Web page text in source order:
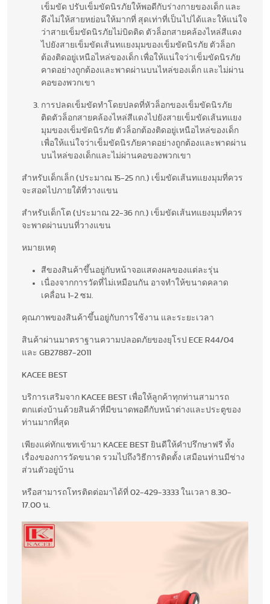
เข็มขัด ปรับเข็มขัดนิรภัยให้พอดีกับร่างกายของเด็ก และ
ดึงไม่ให้สายหย่อนให้มากที่ สุดเท่าที่เป็นไปได้และให้แน่ใจ
ว่าสายเข็มขัดนิรภัยไม่บิดติด ตัวล็อกสายคล้องไหล่สีแดง
ไปยังสายเข็มขัดเส้นทแยงมุมของเข็มขัดนิรภัย ตัวล็อก
ต้องติดอยู่เหนือไหล่ของเด็ก เพื่อให้แน่ใจว่าเข็มขัดนิรภัย
คาดอย่างถูกต้องและพาดผ่านบนไหล่ของเด็ก และไม่ผ่าน
คอของพวกเขา
การปลดเข็มขัดทำโดยปลดที่หัวล็อกของเข็มขัดนิรภัย
ติดตัวล็อกสายคล้องไหล่สีแดงไปยังสายเข็มขัดเส้นทแยง
มุมของเข็มขัดนิรภัย ตัวล็อกต้องติดอยู่เหนือไหล่ของเด็ก
เพื่อให้แน่ใจว่าเข็มขัดนิรภัยคาดอย่างถูกต้องและพาดผ่าน
บนไหล่ของเด็กและไม่ผ่านคอของพวกเขา
สำหรับเด็กเล็ก (ประมาณ 15-25 กก.) เข็มขัดเส้นทแยงมุมที่ควร
จะสอดไปภายใต้ที่วางแขน
สำหรับเด็กโต (ประมาณ 22-36 กก.) เข็มขัดเส้นทแยงมุมที่ควร
จะพาดผ่านบนที่วางแขน
หมายเหตุ
สีของสินค้าขึ้นอยู่กับหน้าจอแสดงผลของแต่ละรุ่น
เนื่องจากการวัดที่ไม่เหมือนกัน อาจทำให้ขนาดคลาด
เคลื่อน 1-2 ซม.
คุณภาพของสินค้าขึ้นอยู่กับการใช้งาน และระยะเวลา
สินค้าผ่านมาตราฐานความปลอดภัยของยุโรป ECE R44/04
และ GB27887-2011
KACEE BEST
บริการเสริมจาก KACEE BEST เพื่อให้ลูกค้าทุกท่านสามารถ
ตกแต่งบ้านด้วยสินค้าที่มีขนาดพอดีกับหน้าต่างและประตูของ
ท่านมากที่สุด
เพียงแค่ทักแชทเข้ามา KACEE BEST ยินดีให้คำปรึกษาฟรี ทั้ง
เรื่องของการวัดขนาด รวมไปถึงวิธีการติดตั้ง เสมือนท่านมีช่าง
ส่วนตัวอยู่บ้าน
หรือสามารถโทรติดต่อมาได้ที่ 02-429-3333 ในเวลา 8.30-
17.00 น.